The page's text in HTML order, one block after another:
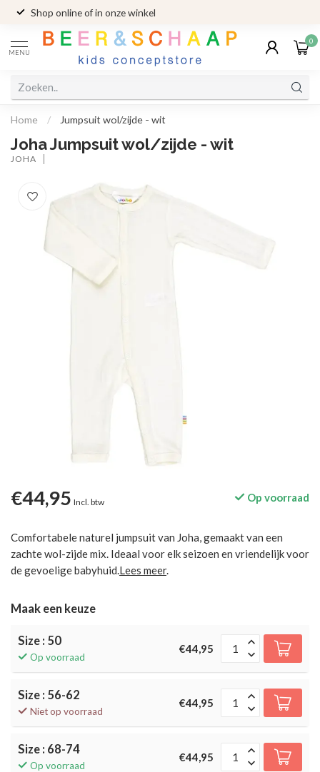
Shop online of in onze winkel
MENU
0
Home / Jumpsuit wol/zijde - wit
Joha Jumpsuit wol/zijde - wit
JOHA
€44,95 Incl. btw Op voorraad
Comfortabele naturel jumpsuit van Joha, gemaakt van een
zachte wol-zijde mix. Ideaal voor elk seizoen en vriendelijk voor
de gevoelige babyhuid.​Lees meer.
Maak een keuze
Size : 50
Op voorraad
€44,95
Size : 56-62
Niet op voorraad
€44,95
Size : 68-74
Op voorraad
€44,95